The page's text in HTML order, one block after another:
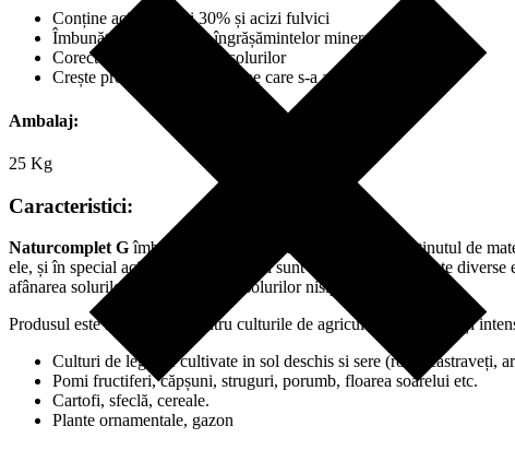
Conține acizi humici 30% și acizi fulvici
Îmbunătățește eficiența îngrășămintelor minerale
Corectează mineralizarea solurilor
Crește producțiile culturilor pe care s-a aplicat
Ambalaj:
25 Kg
Caracteristici:
Naturcomplet Gîmbunătățește structura solului, crește conținutul de
ele, și în special acizii humici și fulvici sunt legătura dintre aceste
afânarea solurilor dense și legarea solurilor nisipoase.
Produsul este recomandat pentru culturile de agricultură extensivă și
Culturi de legume cultivate in sol deschis si sere (roșii, castraveți,
Pomi fructiferi, căpșuni, struguri, porumb, floarea soarelui etc.
Cartofi, sfeclă, cereale.
Plante ornamentale, gazon